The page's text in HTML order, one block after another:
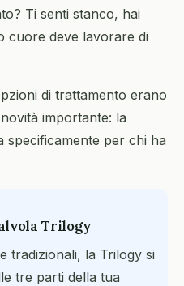
Ti senti stanco, hai
cuore deve lavorare di
di trattamento erano
importante: la
specificamente per chi ha
Trilogy
tradizionali, la Trilogy si
tre parti della tua